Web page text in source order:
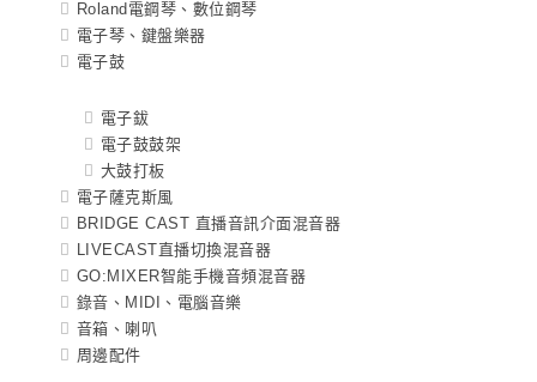
Roland電鋼琴、數位鋼琴
電子琴、鍵盤樂器
電子鼓
電子鈸
電子鼓鼓架
大鼓打板
電子薩克斯風
BRIDGE CAST 直播音訊介面混音器
LIVECAST直播切換混音器
GO:MIXER智能手機音頻混音器
錄音、MIDI、電腦音樂
音箱、喇叭
周邊配件